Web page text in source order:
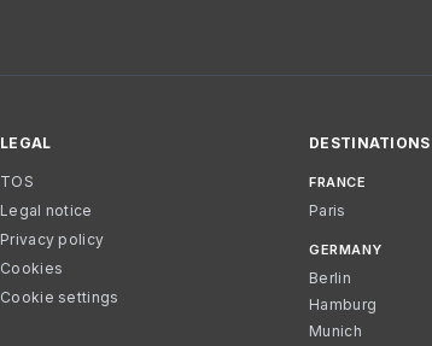
LEGAL
TOS
Legal notice
Privacy policy
Cookies
Cookie settings
DESTINATIONS
FRANCE
Paris
GERMANY
Berlin
Hamburg
Munich